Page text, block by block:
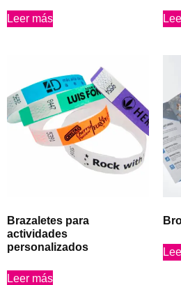
Leer más
Brazaletes para
actividades
personalizados
Leer más